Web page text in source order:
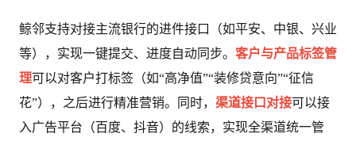
鲸邻支持对接主流银行的进件接口（如平安、中银、兴业
等），实现一键提交、进度自动同步。 客户与产品标签管
理可以对客户打标签（如“高净值”“装修贷意向”“征信
花”），之后进行精准营销。同时， 渠道接口对接可以接
入广告平台（百度、抖音）的线索，实现全渠道统一管